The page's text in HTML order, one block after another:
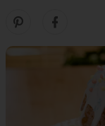
Zobacz nasze